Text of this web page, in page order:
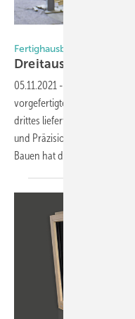
Fertighausbauer trifft
Dreitausend gute
05.11.2021 -
vorgefertigter Bauweise, ein
drittes liefert dazu die
und Präzision sowie der
Bauen hat die drei